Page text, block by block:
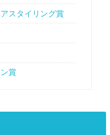
スタイリング賞
賞